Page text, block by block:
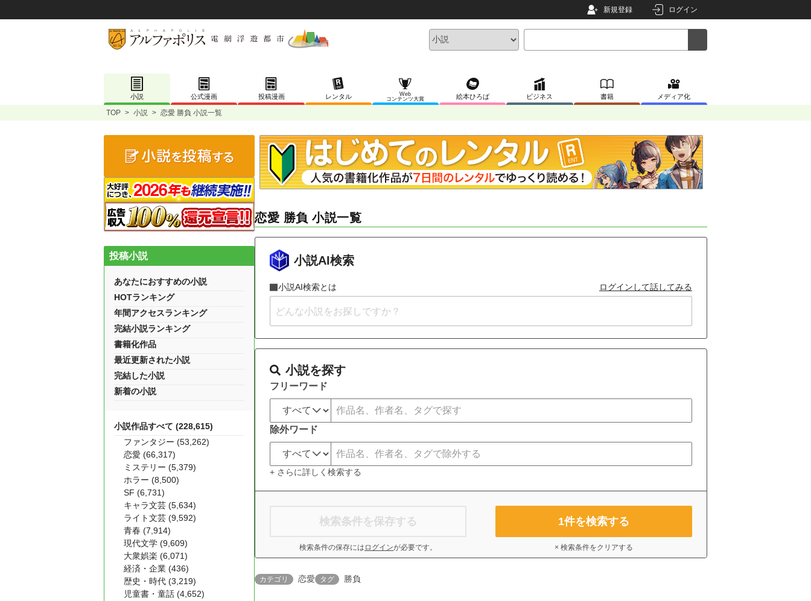
新規登録 ログイン
小説 公式漫画 投稿漫画 レンタル
Web
コンテンツ大賞
絵本ひろば ビジネス 書籍 メディア化
TOP > 小説 > 恋愛 勝負 小説一覧
恋愛 勝負 小説一覧
小説AI検索
小説AI検索とは ログインして話してみる
小説を探す
フリーワード
除外ワード
+ さらに詳しく検索する
検索条件を保存する
検索条件の保存には ログインが必要です。
1件を検索する
× 検索条件をクリアする
カテゴリ 恋愛 タグ 勝負
投稿小説
あなたにおすすめの小説
HOTランキング
年間アクセスランキング
完結小説ランキング
書籍化作品
最近更新された小説
完結した小説
新着の小説
小説作品すべて (228,615)
ファンタジー (53,262)
恋愛 (66,317)
ミステリー (5,379)
ホラー (8,500)
SF (6,731)
キャラ文芸 (5,634)
ライト文芸 (9,592)
青春 (7,914)
現代文学 (9,609)
大衆娯楽 (6,071)
経済・企業 (436)
歴史・時代 (3,219)
児童書・童話 (4,652)